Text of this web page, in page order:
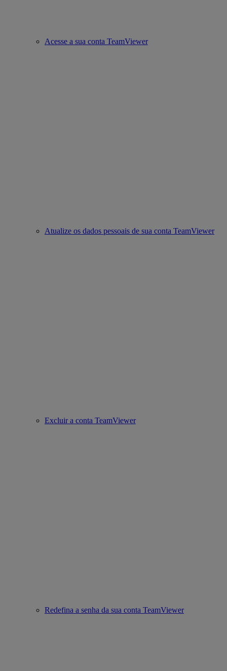
Acesse a sua conta TeamViewer
Atualize os dados pessoais de sua conta TeamViewer
Excluir a conta TeamViewer
Redefina a senha da sua conta TeamViewer